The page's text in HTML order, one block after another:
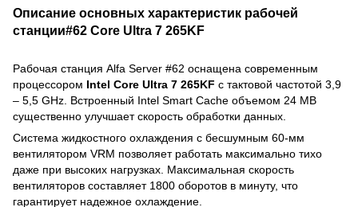
Описание основных характеристик рабочей
станции#62 Core Ultra 7 265KF
Рабочая станция Alfa Server #62 оснащена современным
процессором Intel Core Ultra 7 265KF с тактовой частотой 3,9
– 5,5 GHz. Встроенный Intel Smart Cache объемом 24 MB
существенно улучшает скорость обработки данных.
Система жидкостного охлаждения с бесшумным 60-мм
вентилятором VRM позволяет работать максимально тихо
даже при высоких нагрузках. Максимальная скорость
вентиляторов составляет 1800 оборотов в минуту, что
гарантирует надежное охлаждение.